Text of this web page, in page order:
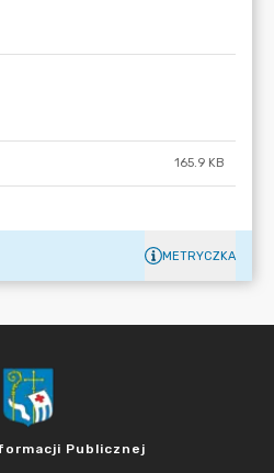
165.9 KB
METRYCZKA
Publicznej